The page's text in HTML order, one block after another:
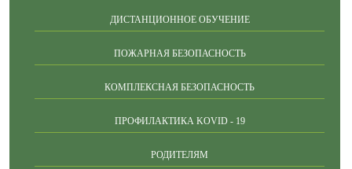
ДИСТАНЦИОННОЕ ОБУЧЕНИЕ
ПОЖАРНАЯ БЕЗОПАСНОСТЬ
КОМПЛЕКСНАЯ БЕЗОПАСНОСТЬ
ПРОФИЛАКТИКА KOVID - 19
РОДИТЕЛЯМ